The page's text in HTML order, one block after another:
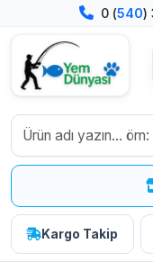
0 (540)
Kargo Takip